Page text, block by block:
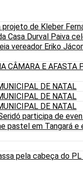
projeto de Kleber
Casa Durval Paiva
vereador Eriko
CÂMARA E AFASTA
DE NATAL
DE NATAL
DE NATAL
participa de
pastel em Tangará
pela cabeça do